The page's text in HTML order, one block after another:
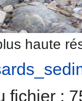
haute
fichier :